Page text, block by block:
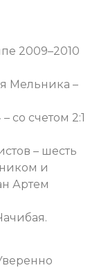
2009–2010
Мельника –
со счетом 2:1
– шесть
и
Артем